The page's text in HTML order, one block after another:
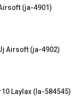
(ja-4901)
Airsoft (ja-4902)
Laylax (la-584545)